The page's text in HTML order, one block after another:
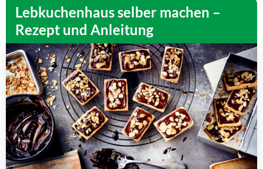
Lebkuchenhaus selber machen –
Rezept und Anleitung